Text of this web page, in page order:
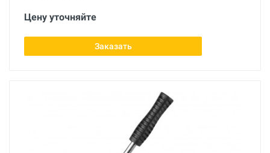
Цену уточняйте
Заказать